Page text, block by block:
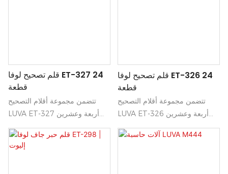
قلم تصحيح لوفا ET-327 24
قطعة
تتضمن مجموعة أقلام التصحيح
LUVA ET-327 أربعة وعشرين
قلمًا دقيقًا مصممة لإجراء
تصحيحات سريعة وسهلة على
الورق. يتميز كل قلم برأس رفيع
قلم تصحيح لوفا ET-326 24
قطعة
تتضمن مجموعة أقلام التصحيح
LUVA ET-326 أربعة وعشرين
قلمًا دقيقًا مصممة لإجراء
تصحيحات سريعة وسهلة على